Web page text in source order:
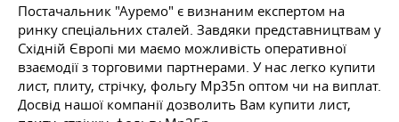
Постачальник "Ауремо" є визнаним експертом на
ринку спеціальних сталей. Завдяки представництвам у
Східній Європі ми маємо можливість оперативної
взаємодії з торговими партнерами. У нас легко купити
лист, плиту, стрічку, фольгу Mp35n оптом чи на виплат.
Досвід нашої компанії дозволить Вам купити лист,